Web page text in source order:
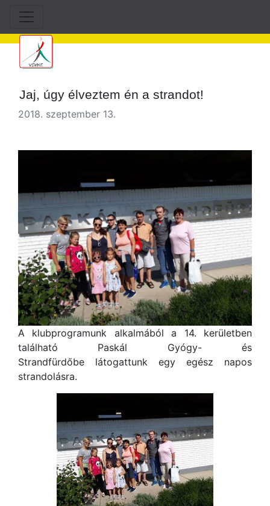
Jaj, úgy élveztem én a strandot!
2018. szeptember 13.
A klubprogramunk alkalmából a 14. kerületben
található Paskál Gyógy- és
Strandfürdőbe látogattunk egy egész napos
strandolásra.